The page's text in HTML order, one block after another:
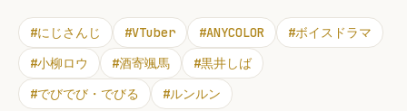
#にじさんじ #VTuber #ANYCOLOR #ボイスドラマ
#小柳ロウ #酒寄颯馬 #黒井しば
#でびでび・でびる #ルンルン